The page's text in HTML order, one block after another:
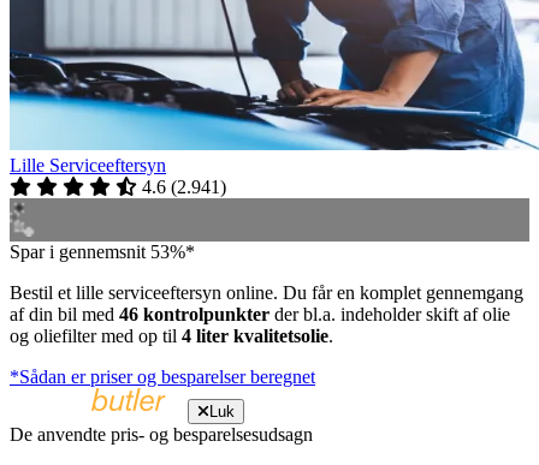
Lille Serviceeftersyn
4.6 (2.941)
Spar i gennemsnit 53%*
Bestil et lille serviceeftersyn online. Du får en komplet gennemgang
af din bil med 46 kontrolpunkter der bl.a. indeholder skift af olie
og oliefilter med op til 4 liter kvalitetsolie.
*Sådan er priser og besparelser beregnet
Luk
De anvendte pris- og besparelsesudsagn